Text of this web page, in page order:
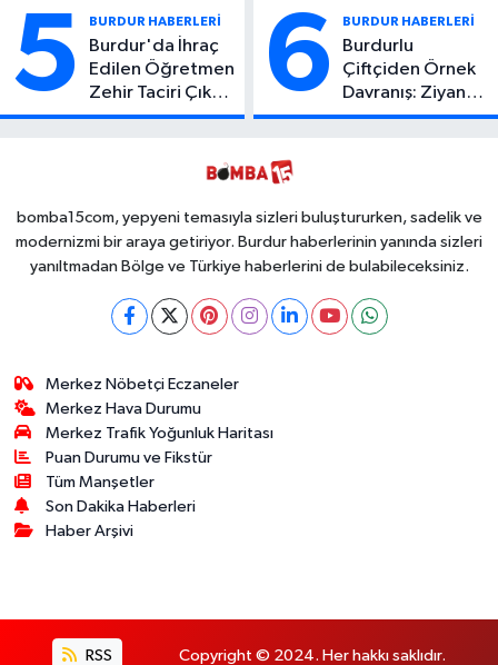
5 BURDUR HABERLERİ
Burdur'da İhraç
Edilen Öğretmen
Zehir Taciri Çıktı:
Binlerce
6 BURDUR HABERLERİ
Burdurlu
Çiftçiden Örnek
Davranış: Ziyan
Olmasın Diye
Toplayabilecek
bomba15com, yepyeni temasıyla sizleri buluştururken, sadelik ve
modernizmi bir araya getiriyor. Burdur haberlerinin yanında sizleri
yanıltmadan Bölge ve Türkiye haberlerini de bulabileceksiniz.
Merkez Nöbetçi Eczaneler
Merkez Hava Durumu
Merkez Trafik Yoğunluk Haritası
Puan Durumu ve Fikstür
Tüm Manşetler
Son Dakika Haberleri
Haber Arşivi
RSS Copyright © 2024. Her hakkı saklıdır.